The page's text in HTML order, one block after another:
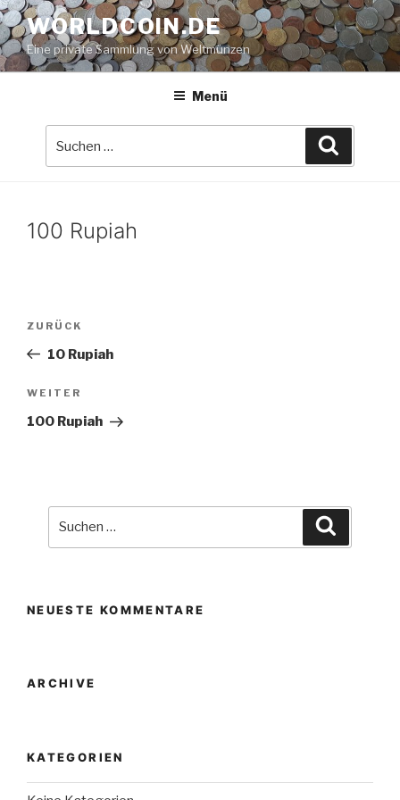
Zum
Inhalt
springen
WORLDCOIN.DE
Eine private Sammlung von Weltmünzen
Menü
100 Rupiah
Beitrags-
Vorheriger
Beitrag
ZURÜCK
10 Rupiah
Nächster
Beitrag
WEITER
100 Rupiah
NEUESTE KOMMENTARE
ARCHIVE
KATEGORIEN